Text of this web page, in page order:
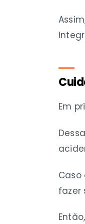
Em
Caso
fazer